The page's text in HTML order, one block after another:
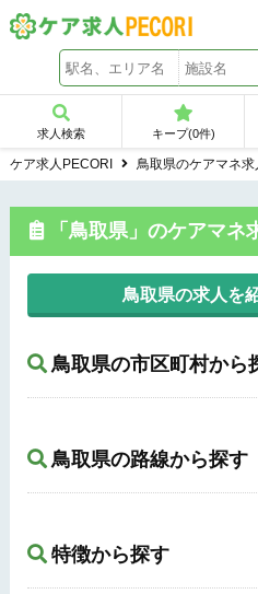
求人検索 キープ(0件)
ケア求人PECORI 鳥取県のケアマネ求
「鳥取県」のケアマネ
鳥取県の求人を
鳥取県の市区町村から
鳥取県の路線から探す
特徴から探す